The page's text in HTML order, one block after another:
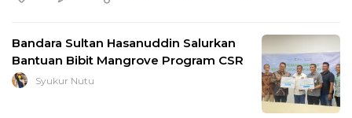
Bandara Sultan Hasanuddin Salurkan
Bantuan Bibit Mangrove Program CSR
Syukur Nutu